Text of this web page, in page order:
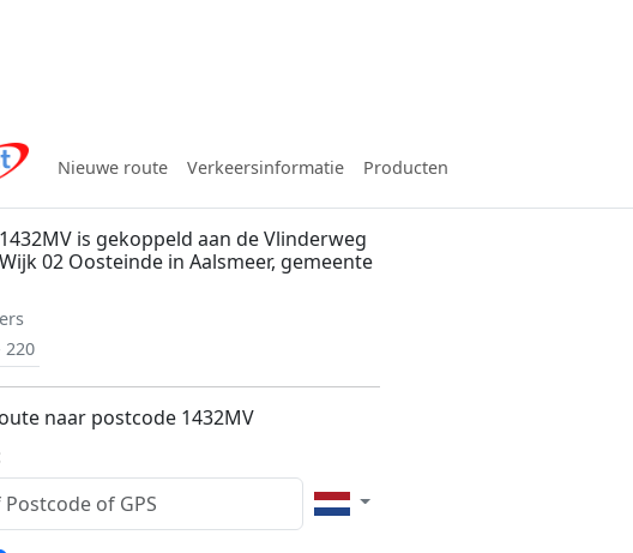
Nieuwe route Verkeersinformatie Producten
is gekoppeld aan de Vlinderweg
02 Oosteinde in Aalsmeer, gemeente
220
naar postcode 1432MV